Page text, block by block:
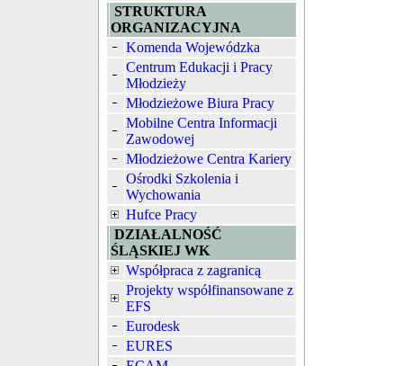
STRUKTURA
ORGANIZACYJNA
Komenda Wojewódzka
Centrum Edukacji i Pracy
Młodzieży
Młodzieżowe Biura Pracy
Mobilne Centra Informacji
Zawodowej
Młodzieżowe Centra Kariery
Ośrodki Szkolenia i
Wychowania
Hufce Pracy
DZIAŁALNOŚĆ
ŚLĄSKIEJ WK
Współpraca z zagranicą
Projekty współfinansowane z
EFS
Eurodesk
EURES